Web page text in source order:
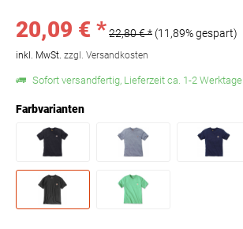
20,09 € *22,80 € * (11,89% gespart)
inkl. MwSt. zzgl. Versandkosten
Sofort versandfertig, Lieferzeit ca. 1-2 Werktage
Farbvarianten